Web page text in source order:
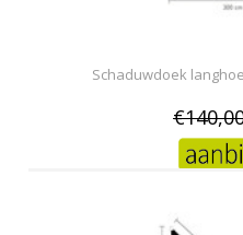
Schaduwdoek